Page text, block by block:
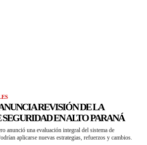
REVISIÓN DE LA
EN ALTO PARANÁ
anunció una evaluación integral del sistema de
aplicarse nuevas estrategias, refuerzos y cambios.